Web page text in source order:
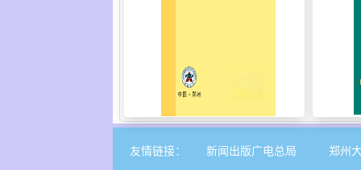
友情链接： 新闻出版广电总局
郑州